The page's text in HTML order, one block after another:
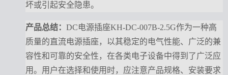
坏或引起安全隐患。
产品总结： DC电源插座KH-DC-007B-2.5G作为一种高
质量的直流电源插座，以其稳定的电气性能、广泛的兼
容性和可靠的安全性，在各类电子设备中得到了广泛应
用。用户在选择和使用时，应注意产品规格、安装要求